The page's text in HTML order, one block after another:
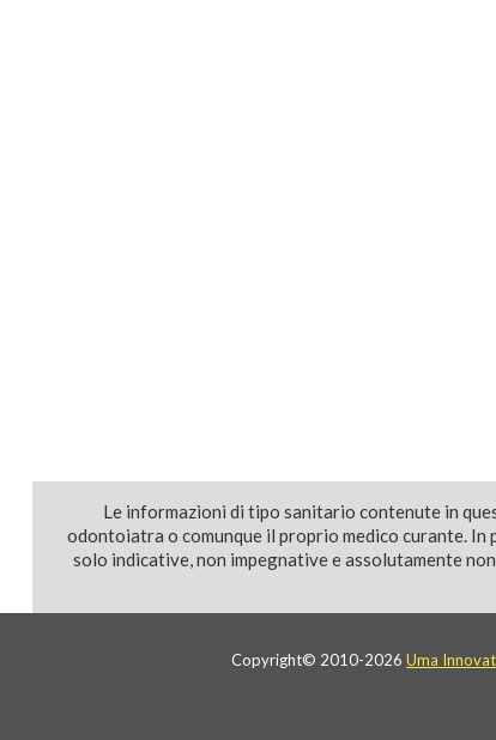
Le informazioni di tipo sanitario contenute in
odontoiatra o comunque il proprio medico curante.
solo indicative, non impegnative e assolutamente
Copyright© 2010-2026 Uma